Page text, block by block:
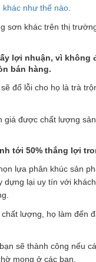
như thế nào.
sơn khác trên thị
lợi nhuận, vì
bán hàng.
đổ lỗi cho họ là trà
được chất lượng
tới 50% thắng lợi
lựa phân khúc sản
lại uy tín với
lượng, họ làm đến
sẽ thành công nếu
mong ở các bạn.